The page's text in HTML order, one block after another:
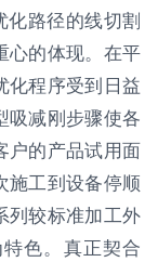
化路径的线切割
心的体现。在平
化程序受到日益
吸减刚步骤使各
户的产品试用面
施工到设备停顺
列较标准加工外
色。真正契合